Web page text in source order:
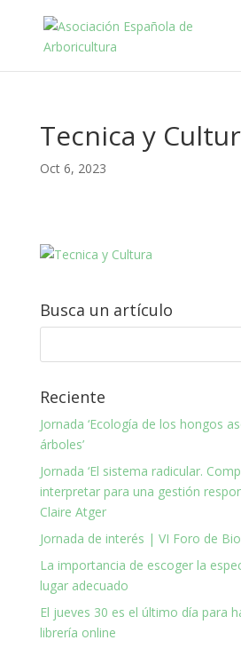
Tecnica y
Oct 6, 2023
Busca un artículo
Reciente
Jornada ‘Ecología de los hongos
árboles’
Jornada ‘El sistema radicular.
interpretar para una gestión
Claire Atger
Jornada de interés | VI Foro de
La importancia de escoger la
lugar adecuado
El jueves 30 es el último día para
librería online